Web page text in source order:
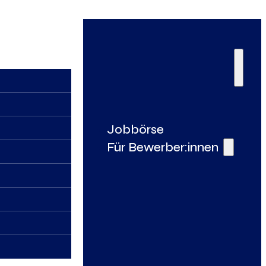
Jobbörse
Für Bewerber:innen